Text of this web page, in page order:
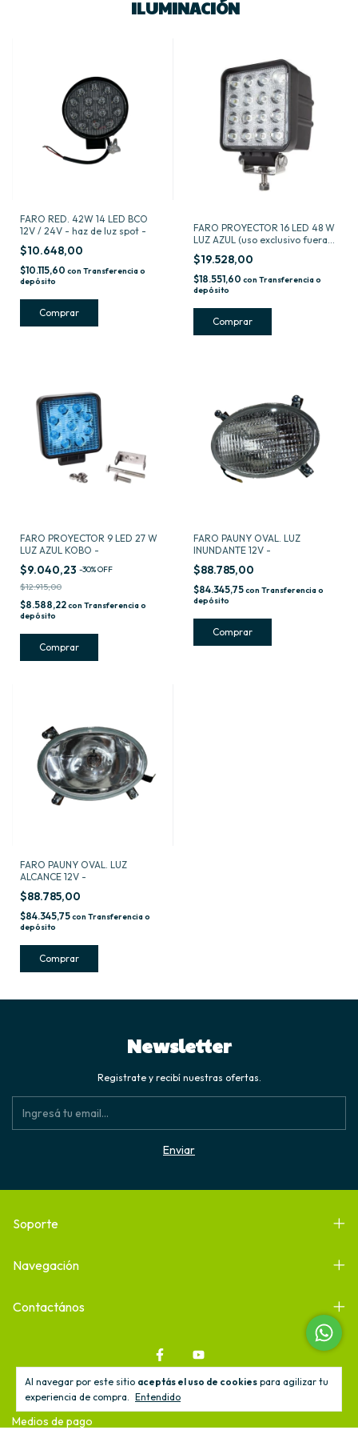
Al navegar por este sitio aceptás el uso de cookies para agilizar tu
experiencia de compra. Entendido
ILUMINACIÓN
FARO RED. 42W 14 LED BCO
12V / 24V - haz de luz spot -
$10.648,00
$10.115,60 con Transferencia o
depósito
FARO PROYECTOR 16 LED 48 W
LUZ AZUL (uso exclusivo fuera
de ruta)
$19.528,00
$18.551,60 con Transferencia o
depósito
FARO PROYECTOR 9 LED 27 W
LUZ AZUL KOBO -
$9.040,23 -30%OFF
$12.915,00
$8.588,22con Transferencia o
depósito
FARO PAUNY OVAL. LUZ
INUNDANTE 12V -
$88.785,00
$84.345,75con Transferencia o
depósito
FARO PAUNY OVAL. LUZ
ALCANCE 12V -
$88.785,00
$84.345,75con Transferencia o
depósito
Newsletter
Registrate y recibí nuestras ofertas.
Soporte
Navegación
Contactános
Medios de pago